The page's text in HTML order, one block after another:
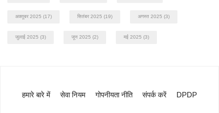
अक्तूबर 2025 (17) सितंबर 2025 (19) अगस्त 2025 (3)
जुलाई 2025 (3) जून 2025 (2) मई 2025 (3)
हमारे बारे में सेवा नियम गोपनीयता नीति संपर्क करें DPDP